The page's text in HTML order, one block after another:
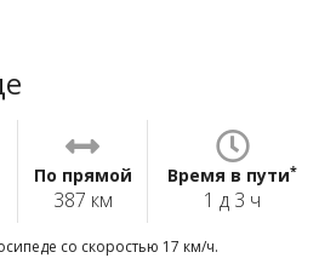
По прямой
387 км
Время в пути*
1 д 3 ч
со скоростью 17 км/ч.